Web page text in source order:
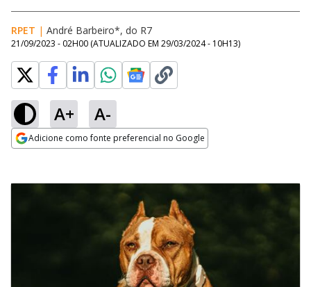
RPET | André Barbeiro*, do R7
21/09/2023 - 02H00 (ATUALIZADO EM 29/03/2024 - 10H13)
A+ A-
Adicione como fonte preferencial no Google